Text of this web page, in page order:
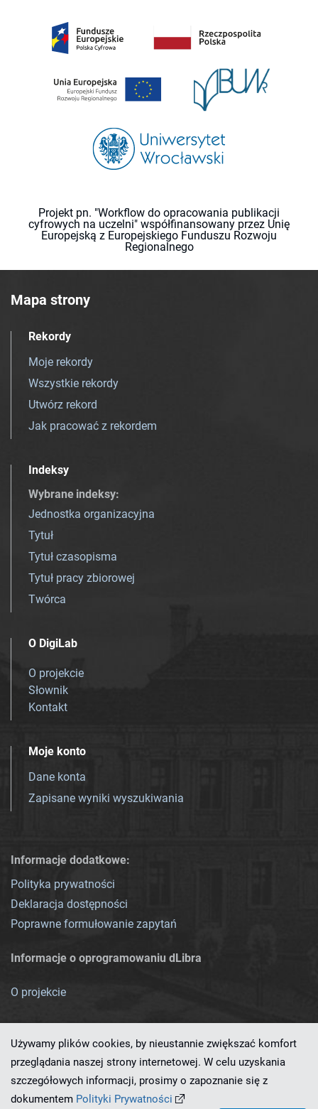
Projekt pn. "Workflow do opracowania publikacji
cyfrowych na uczelni" współfinansowany przez Unię
Europejską z Europejskiego Funduszu Rozwoju
Regionalnego
Mapa strony
Rekordy
Moje rekordy
Wszystkie rekordy
Utwórz rekord
Jak pracować z rekordem
Indeksy
Wybrane indeksy:
Jednostka organizacyjna
Tytuł
Tytuł czasopisma
Tytuł pracy zbiorowej
Twórca
O DigiLab
O projekcie
Słownik
Kontakt
Moje konto
Dane konta
Zapisane wyniki wyszukiwania
Informacje dodatkowe:
Polityka prywatności
Deklaracja dostępności
Poprawne formułowanie zapytań
Informacje o oprogramowaniu dLibra
O projekcie
Ten serwis działa dzięki oprogramowaniu
Używamy plików cookies, by nieustannie zwiększać komfort
przeglądania naszej strony internetowej. W celu uzyskania
szczegółowych informacji, prosimy o zapoznanie się z
dokumentem Polityki Prywatności